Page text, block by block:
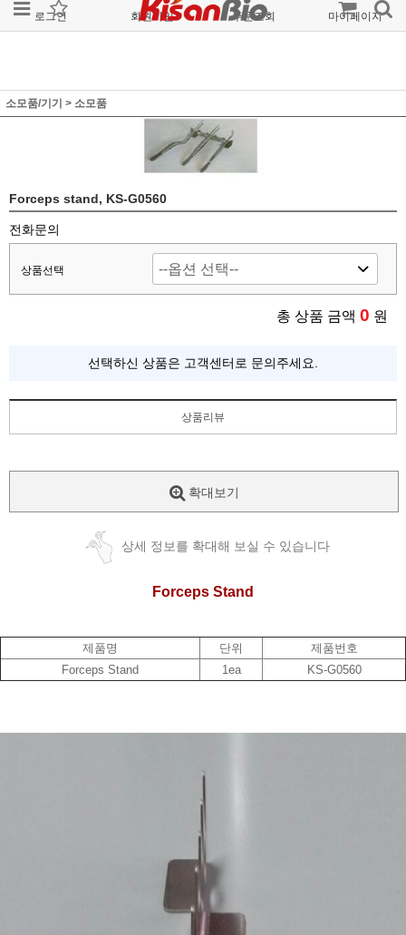
로그인 회원가입 주문조회 마이페이지
소모품/기기 > 소모품
Forceps stand, KS-G0560
전화문의
상품선택
총 상품 금액 0 원
선택하신 상품은 고객센터로 문의주세요.
상품리뷰
확대보기
상세 정보를 확대해 보실 수 있습니다
Forceps Stand
제품명 단위
제품번호
Forceps Stand
1ea KS-G0560